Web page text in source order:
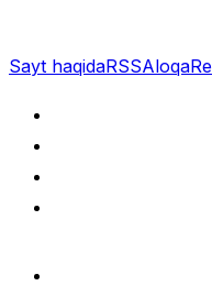
Sayt haqidaRSSAloqa